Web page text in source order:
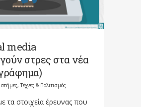
media
στρες στα νέα
Τέχνες & Πολιτισμός
τα στοιχεία έρευνας που